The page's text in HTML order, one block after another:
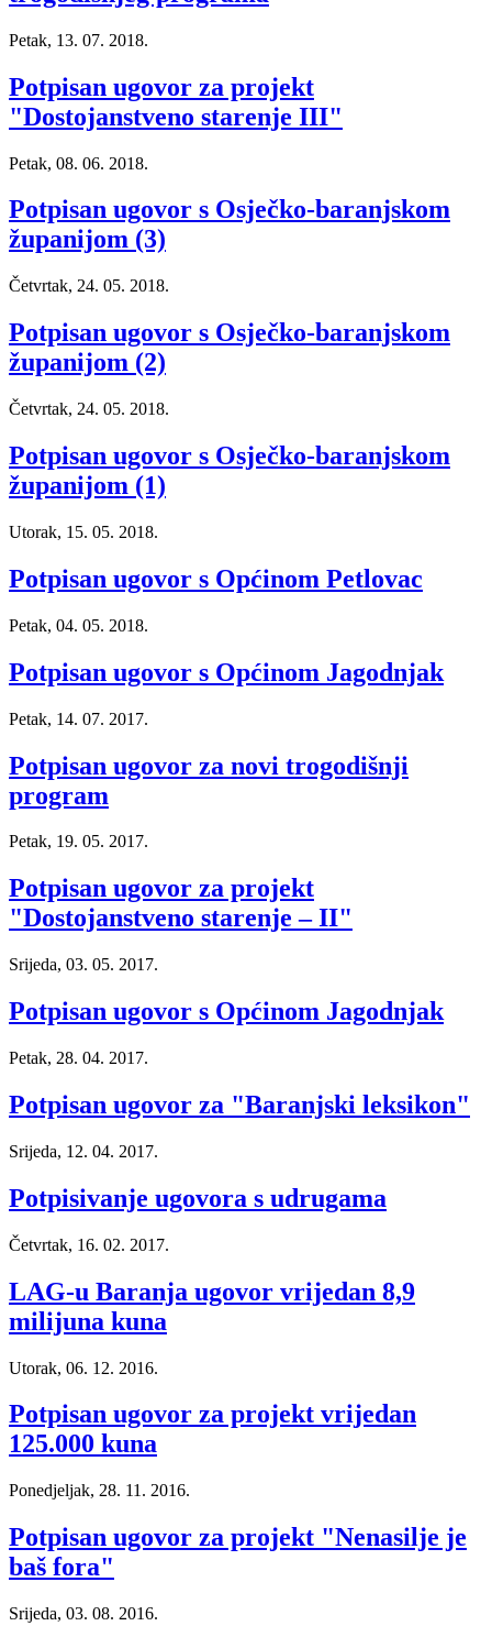
Petak, 13. 07. 2018.
Potpisan ugovor za projekt
"Dostojanstveno starenje III"
Petak, 08. 06. 2018.
Potpisan ugovor s Osječko-baranjskom
županijom (3)
Četvrtak, 24. 05. 2018.
Potpisan ugovor s Osječko-baranjskom
županijom (2)
Četvrtak, 24. 05. 2018.
Potpisan ugovor s Osječko-baranjskom
županijom (1)
Utorak, 15. 05. 2018.
Potpisan ugovor s Općinom Petlovac
Petak, 04. 05. 2018.
Potpisan ugovor s Općinom Jagodnjak
Petak, 14. 07. 2017.
Potpisan ugovor za novi trogodišnji
program
Petak, 19. 05. 2017.
Potpisan ugovor za projekt
"Dostojanstveno starenje – II"
Srijeda, 03. 05. 2017.
Potpisan ugovor s Općinom Jagodnjak
Petak, 28. 04. 2017.
Potpisan ugovor za "Baranjski leksikon"
Srijeda, 12. 04. 2017.
Potpisivanje ugovora s udrugama
Četvrtak, 16. 02. 2017.
LAG-u Baranja ugovor vrijedan 8,9
milijuna kuna
Utorak, 06. 12. 2016.
Potpisan ugovor za projekt vrijedan
125.000 kuna
Ponedjeljak, 28. 11. 2016.
Potpisan ugovor za projekt "Nenasilje je
baš fora"
Srijeda, 03. 08. 2016.